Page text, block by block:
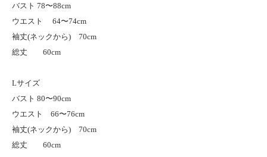
バスト 78〜88cm
ウエスト 64〜74cm
袖丈(ネックから) 70cm
総丈 60cm
Lサイズ
バスト 80〜90cm
ウエスト 66〜76cm
袖丈(ネックから) 70cm
総丈 60cm